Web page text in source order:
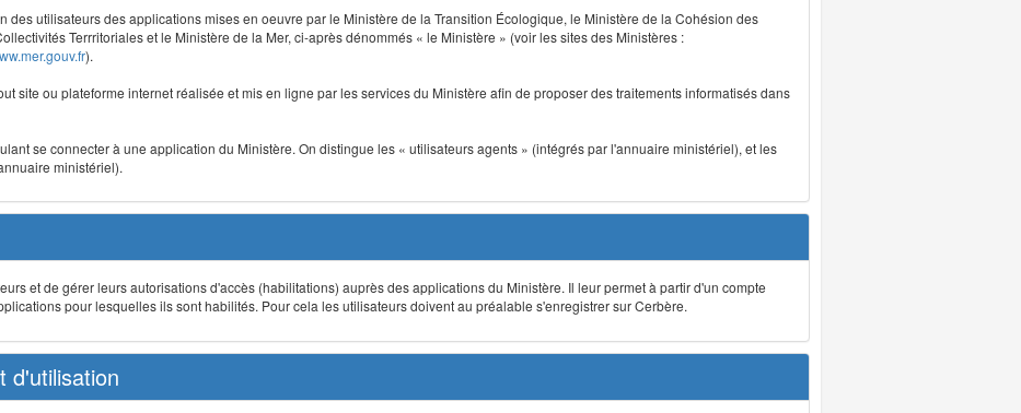
des utilisateurs des applications mises en oeuvre par le Ministère de la Transition Écologique, le Ministère de la Cohésion des
Terrritoriales et le Ministère de la Mer, ci-après dénommés « le Ministère » (voir les sites des Ministères :
).
site ou plateforme internet réalisée et mis en ligne par les services du Ministère afin de proposer des traitements informatisés dans
se connecter à une application du Ministère. On distingue les « utilisateurs agents » (intégrés par l'annuaire ministériel), et les
ministériel).
et de gérer leurs autorisations d'accès (habilitations) auprès des applications du Ministère. Il leur permet à partir d'un compte
pour lesquelles ils sont habilités. Pour cela les utilisateurs doivent au préalable s'enregistrer sur Cerbère.
d'utilisation